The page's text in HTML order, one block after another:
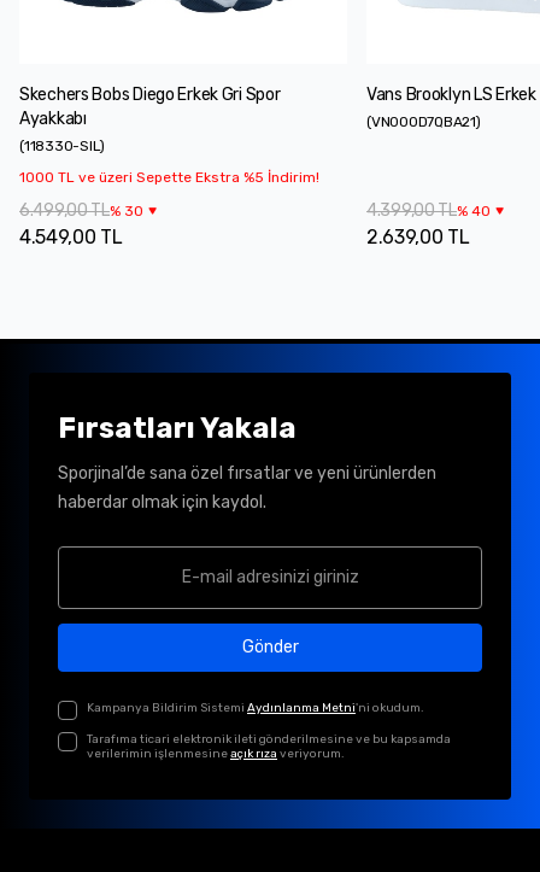
Skechers Bobs Diego Erkek Gri Spor
Ayakkabı
(118330-SIL)
1000 TL ve üzeri Sepette Ekstra %5 İndirim!
6.499,00 TL% 30
4.549,00 TL
Vans Brooklyn LS
(VN000D7QBA21)
4.399,00 TL% 40
2.639,00 TL
Fırsatları Yakala
Sporjinal’de sana özel fırsatlar ve yeni ürünlerden
haberdar olmak için kaydol.
Gönder
Kampanya Bildirim Sistemi Aydınlanma Metni'ni okudum.
Tarafıma ticari elektronik ileti gönderilmesine ve bu kapsamda
verilerimin işlenmesineaçık rıza veriyorum.